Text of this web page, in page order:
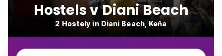
Hostels v Diani Beach
2 Hostely in Diani Beach, Keňa